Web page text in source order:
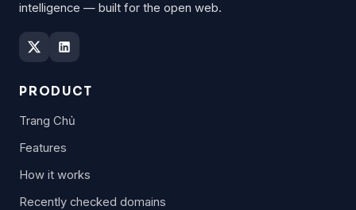
intelligence — built for the open web.
PRODUCT
Trang Chủ
Features
How it works
Recently checked domains